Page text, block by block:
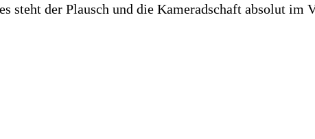
steht der Plausch und die Kameradschaft absolut im